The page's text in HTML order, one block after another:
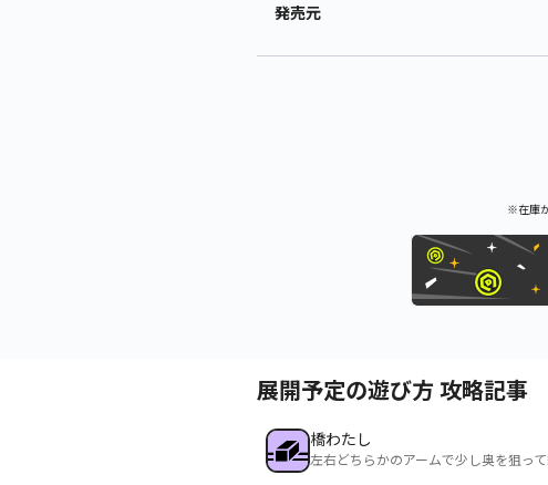
発売元
※在庫
展開予定の遊び方 攻略記事
橋わたし
左右どちらかのアームで少し奥を狙っ